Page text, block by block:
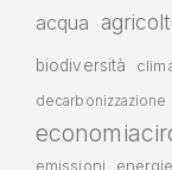
acqua
biodiversità
decarbonizzazione
emissioni